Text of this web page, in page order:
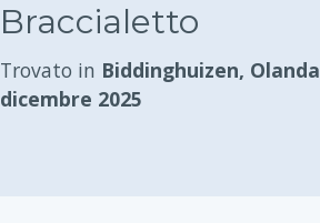
Braccialetto
Trovato in Biddinghuizen, Olanda
dicembre 2025